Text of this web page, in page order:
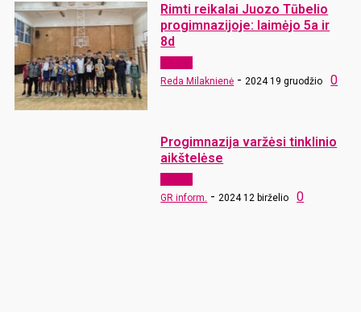
Rimti reikalai Juozo Tūbelio
progimnazijoje: laimėjo 5a ir
8d
Reda Milaknienė - 2024 19 gruodžio 0
Progimnazija varžėsi tinklinio
aikštelėse
GR inform. - 2024 12 birželio 0